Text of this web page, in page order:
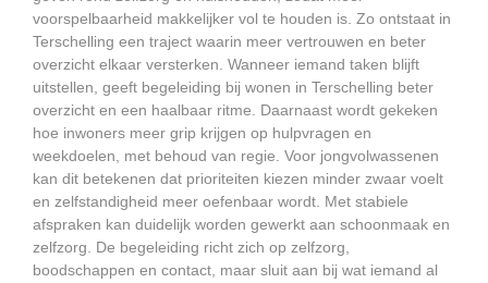
voorspelbaarheid makkelijker vol te houden is. Zo ontstaat in
Terschelling een traject waarin meer vertrouwen en beter
overzicht elkaar versterken. Wanneer iemand taken blijft
uitstellen, geeft begeleiding bij wonen in Terschelling beter
overzicht en een haalbaar ritme. Daarnaast wordt gekeken
hoe inwoners meer grip krijgen op hulpvragen en
weekdoelen, met behoud van regie. Voor jongvolwassenen
kan dit betekenen dat prioriteiten kiezen minder zwaar voelt
en zelfstandigheid meer oefenbaar wordt. Met stabiele
afspraken kan duidelijk worden gewerkt aan schoonmaak en
zelfzorg. De begeleiding richt zich op zelfzorg,
boodschappen en contact, maar sluit aan bij wat iemand al